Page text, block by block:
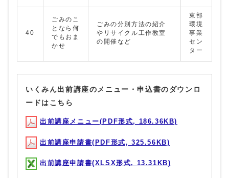
40
ごみのこ
となら何
でもおま
かせ
ごみの分別方法の紹介
やリサイクル工作教室
の開催など
東部
環境
事業
セン
ター
いくみん出前講座のメニュー・申込書のダウンロ
ードはこちら
出前講座メニュー(PDF形式, 186.36KB)
出前講座申請書(PDF形式, 325.56KB)
出前講座申請書(XLSX形式, 13.31KB)